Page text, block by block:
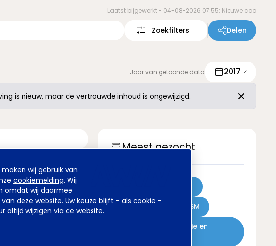
wij gebruik van
cookiemelding. Wij
omdat wij daarmee
deze website. Uw keuze blijft – als cookie -
altijd wijzigen via de website.
Laatst bijgewerkt - 04-08-2026 07:55: Nieuwe cao
Zoekfilters Delen
Jaar van getoonde data 2017
is nieuw, maar de vertrouwde inhoud is ongewijzigd.
Meest gezocht
Sweco
DSM
Grondstoffen Energie en